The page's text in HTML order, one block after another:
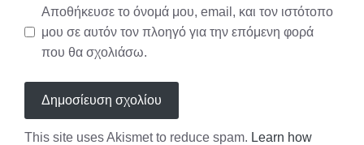
Αποθήκευσε το όνομά μου, email, και τον ιστότοπο
μου σε αυτόν τον πλοηγό για την επόμενη φορά
που θα σχολιάσω.
This site uses Akismet to reduce spam. Learn how